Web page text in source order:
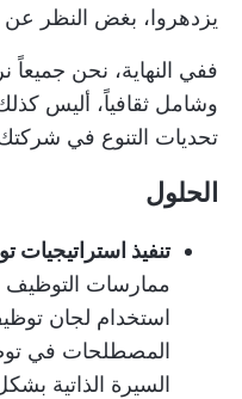
يزدهروا، بغض النظر
ففي النهاية، نحن جميعاً
وشامل ثقافياً، أليس
تحديات التنوع في
الحلول
تنفيذ
ممارسات التوظيف
استخدام لجان
المصطلحات في
السيرة الذاتية